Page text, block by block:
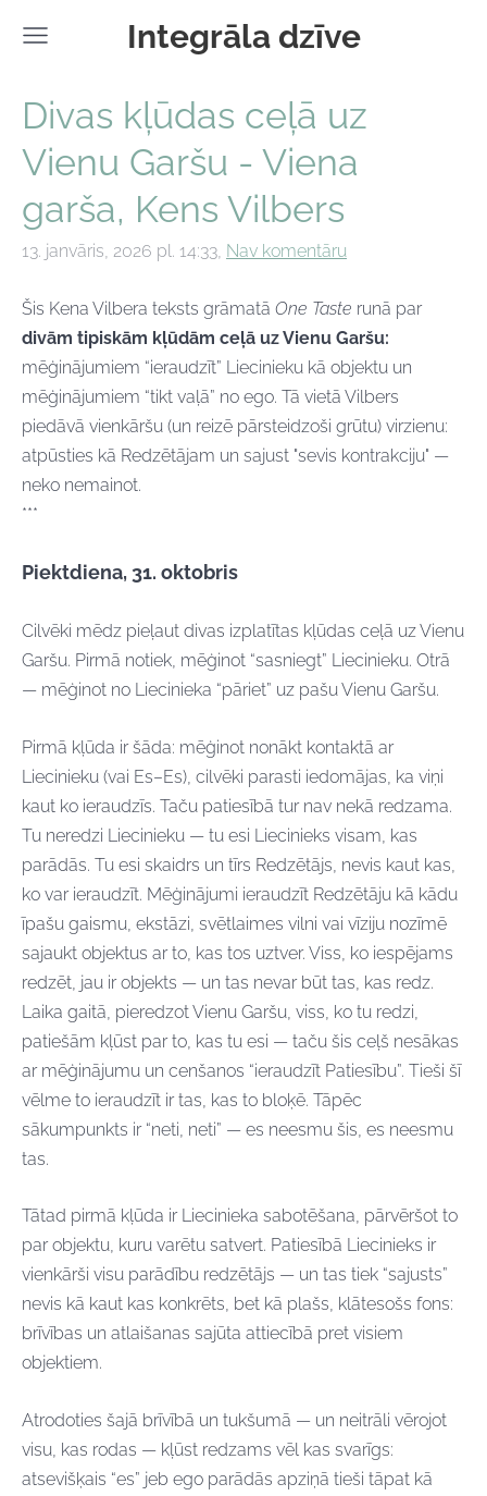
Integrāla dzīve
Divas kļūdas ceļā uz
Vienu Garšu - Viena
garša, Kens Vilbers
13. janvāris, 2026 pl. 14:33, Nav komentāru
Šis Kena Vilbera teksts grāmatā One Taste runā par
divām tipiskām kļūdām ceļā uz Vienu Garšu:
mēģinājumiem “ieraudzīt” Liecinieku kā objektu un
mēģinājumiem “tikt vaļā” no ego. Tā vietā Vilbers
piedāvā vienkāršu (un reizē pārsteidzoši grūtu) virzienu:
atpūsties kā Redzētājam un sajust "sevis kontrakciju" —
neko nemainot.
***
Piektdiena, 31. oktobris
Cilvēki mēdz pieļaut divas izplatītas kļūdas ceļā uz Vienu
Garšu. Pirmā notiek, mēģinot “sasniegt” Liecinieku. Otrā
— mēģinot no Liecinieka “pāriet” uz pašu Vienu Garšu.
Pirmā kļūda ir šāda: mēģinot nonākt kontaktā ar
Liecinieku (vai Es–Es), cilvēki parasti iedomājas, ka viņi
kaut ko ieraudzīs. Taču patiesībā tur nav nekā redzama.
Tu neredzi Liecinieku — tu esi Liecinieks visam, kas
parādās. Tu esi skaidrs un tīrs Redzētājs, nevis kaut kas,
ko var ieraudzīt. Mēģinājumi ieraudzīt Redzētāju kā kādu
īpašu gaismu, ekstāzi, svētlaimes vilni vai vīziju nozīmē
sajaukt objektus ar to, kas tos uztver. Viss, ko iespējams
redzēt, jau ir objekts — un tas nevar būt tas, kas redz.
Laika gaitā, pieredzot Vienu Garšu, viss, ko tu redzi,
patiešām kļūst par to, kas tu esi — taču šis ceļš nesākas
ar mēģinājumu un cenšanos “ieraudzīt Patiesību”. Tieši šī
vēlme to ieraudzīt ir tas, kas to bloķē. Tāpēc
sākumpunkts ir “neti, neti” — es neesmu šis, es neesmu
tas.
Tātad pirmā kļūda ir Liecinieka sabotēšana, pārvēršot to
par objektu, kuru varētu satvert. Patiesībā Liecinieks ir
vienkārši visu parādību redzētājs — un tas tiek “sajusts”
nevis kā kaut kas konkrēts, bet kā plašs, klātesošs fons:
brīvības un atlaišanas sajūta attiecībā pret visiem
objektiem.
Atrodoties šajā brīvībā un tukšumā — un neitrāli vērojot
visu, kas rodas — kļūst redzams vēl kas svarīgs:
atsevišķais “es” jeb ego parādās apziņā tieši tāpat kā